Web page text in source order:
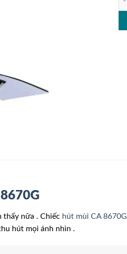
thấy nữa . Chiếc hút mùi CA 8670G
hút mọi ánh nhìn .